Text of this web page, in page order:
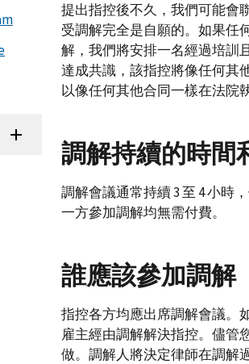
提出指控後不久，我們可能會
受調解完全是自願的。如果任
解，我們將安排一名經過培訓
達成共識，該指控將像任何其
以像任何其他合同一樣在法院執
調解持續的時間
調解會議通常持續 3 至 4 小時
一方參加調解均無需付費。
誰應該參加調解
指控各方均應出席調解會議。
雇主經由調解解決指控。儘管
做。調解人將決定律師在調解